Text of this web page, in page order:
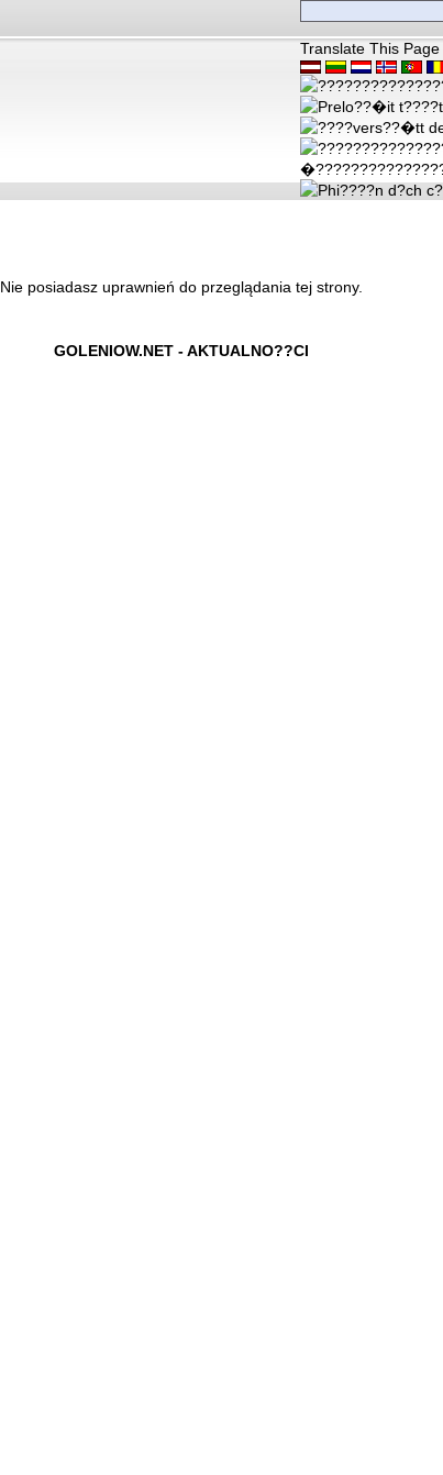
Translate This Page
Nie posiadasz uprawnień do przeglądania tej strony.
GOLENIOW.NET - AKTUALNO??CI